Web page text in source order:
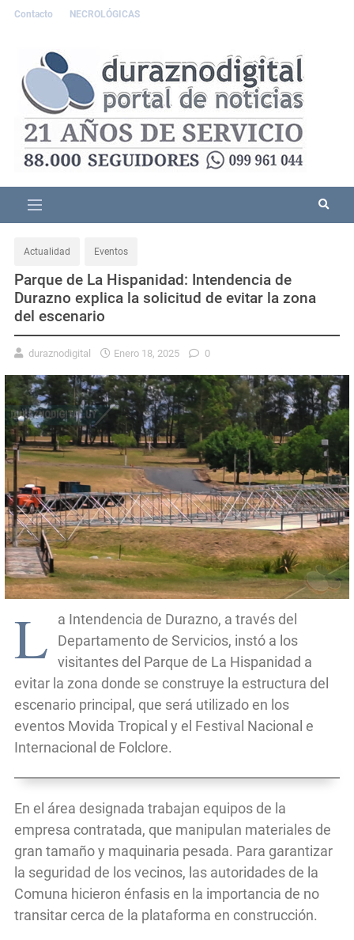
Contacto NECROLÓGICAS
Actualidad Eventos
Parque de La Hispanidad: Intendencia de
Durazno explica la solicitud de evitar la zona
del escenario
duraznodigital Enero 18, 2025 0
L
a Intendencia de Durazno, a través del
Departamento de Servicios, instó a los
visitantes del Parque de La Hispanidad a
evitar la zona donde se construye la estructura del
escenario principal, que será utilizado en los
eventos Movida Tropical y el Festival Nacional e
Internacional de Folclore.
En el área designada trabajan equipos de la
empresa contratada, que manipulan materiales de
gran tamaño y maquinaria pesada. Para garantizar
la seguridad de los vecinos, las autoridades de la
Comuna hicieron énfasis en la importancia de no
transitar cerca de la plataforma en construcción.